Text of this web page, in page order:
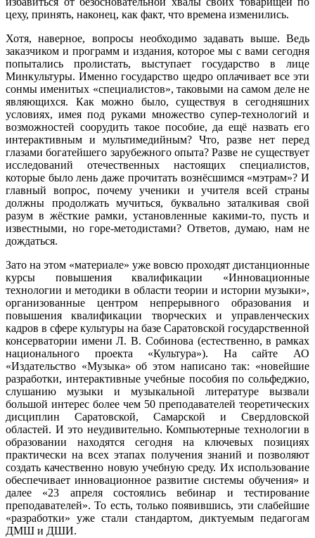
цеху, принять, наконец, как факт, что времена изменились.
Хотя, наверное, вопросы необходимо задавать выше. Ведь
заказчиком и программ и издания, которое мы с вами сегодня
попытались пролистать, выступает государство в лице
Минкультуры. Именно государство щедро оплачивает все эти
сонмы именитых «специалистов», таковыми на самом деле не
являющихся. Как можно было, существуя в сегодняшних
условиях, имея под руками множество супер-технологий и
возможностей соорудить такое пособие, да ещё назвать его
интерактивным и мультимедийным? Что, разве нет перед
глазами богатейшего зарубежного опыта? Разве не существует
исследований отечественных настоящих специалистов,
которые было лень даже прочитать вознёсшимся «мэтрам»? И
главный вопрос, почему ученики и учителя всей страны
должны продолжать мучиться, буквально заталкивая свой
разум в жёсткие рамки, установленные какими-то, пусть и
известными, но горе-методистами? Ответов, думаю, нам не
дождаться.
Зато на этом «материале» уже вовсю проходят дистанционные
курсы повышения квалификации «Инновационные
технологии и методики в области теории и истории музыки»,
организованные центром непрерывного образования и
повышения квалификации творческих и управленческих
кадров в сфере культуры на базе Саратовской государственной
консерватории имени Л. В. Собинова (естественно, в рамках
национального проекта «Культура»). На сайте АО
«Издательство «Музыка» об этом написано так: «новейшие
разработки, интерактивные учебные пособия по сольфеджио,
слушанию музыки и музыкальной литературе вызвали
большой интерес более чем 50 преподавателей теоретических
дисциплин Саратовской, Самарской и Свердловской
областей. И это неудивительно. Компьютерные технологии в
образовании находятся сегодня на ключевых позициях
практически на всех этапах получения знаний и позволяют
создать качественно новую учебную среду. Их использование
обеспечивает инновационное развитие системы обучения» и
далее «23 апреля состоялись вебинар и тестирование
преподавателей». То есть, только появившись, эти слабейшие
«разработки» уже стали стандартом, диктуемым педагогам
ДМШ и ДШИ.